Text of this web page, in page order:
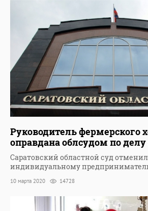
Руководитель фермерского
оправдана облсудом по делу
Саратовский областной суд
индивидуальному
10 марта 2020 14728